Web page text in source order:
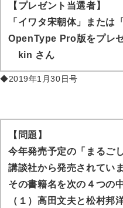
【プレゼント当選者】
「イワタ宋朝体」または
OpenType Pro版をプレ
kin さん
◆2019年1月30日号
【問題】
今年発売予定の「まるご
講談社から発売されていま
その書籍名を次の４つの
（１）高田文夫と松村邦